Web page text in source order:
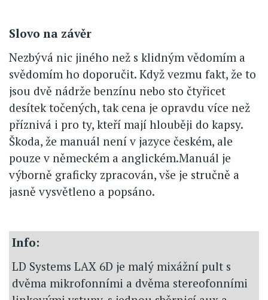
Slovo na závěr
Nezbývá nic jiného než s klidným vědomím a
svědomím ho doporučit. Když vezmu fakt, že to
jsou dvě nádrže benzínu nebo sto čtyřicet
desítek točených, tak cena je opravdu více než
příznivá i pro ty, kteří mají hlouběji do kapsy.
Škoda, že manuál není v jazyce českém, ale
pouze v německém a anglickém.Manuál je
výborně graficky zpracován, vše je stručně a
jasně vysvětleno a popsáno.
Info:
LD Systems LAX 6D je malý mixážní pult s
dvěma mikrofonními a dvěma stereofonními